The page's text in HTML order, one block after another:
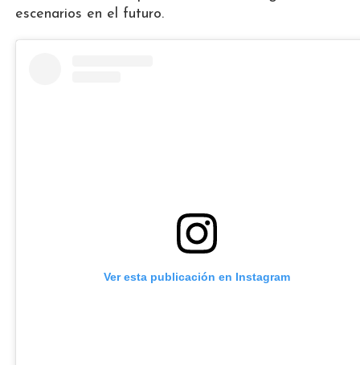
escenarios en el futuro.
Ver esta publicación en Instagram